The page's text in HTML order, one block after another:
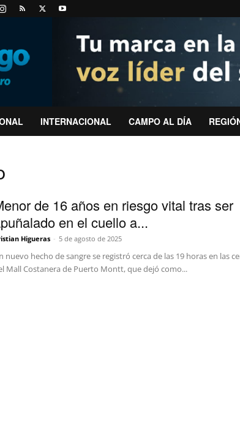
INTERNACIONAL CAMPO AL DÍA
de 16 años en riesgo vital tras ser
en el cuello a...
Higueras - 5 de agosto de 2025
nuevo hecho de sangre se registró cerca de las 19 horas en las
Mall Costanera de Puerto Montt, que dejó como...